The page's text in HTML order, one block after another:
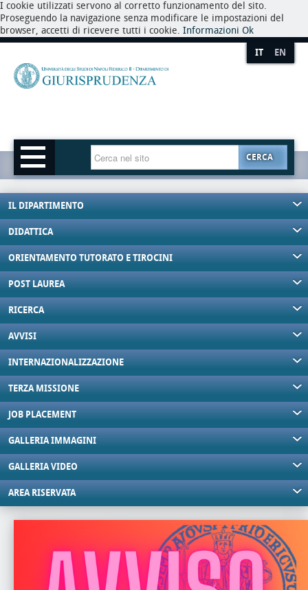
I cookie utilizzati servono al corretto funzionamento del sito.
Proseguendo la navigazione senza modificare le impostazioni del
browser, accetti di ricevere tutti i cookie. Informazioni Ok
IT EN
CERCA
IL DIPARTIMENTO
DIDATTICA
ORIENTAMENTO TUTORATO E TIROCINI
POST LAUREA
RICERCA
AVVISI
INTERNAZIONALIZZAZIONE
TERZA MISSIONE
JOB PLACEMENT
GALLERIA IMMAGINI
GALLERIA VIDEO
AREA RISERVATA